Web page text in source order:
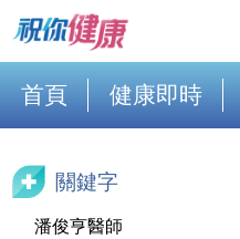
首頁 健康即時
關鍵字
潘俊亨醫師